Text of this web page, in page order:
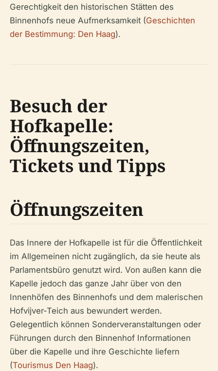
Gerechtigkeit den historischen Stätten des
Binnenhofs neue Aufmerksamkeit (Geschichten
der Bestimmung: Den Haag).
Besuch der
Hofkapelle:
Öffnungszeiten,
Tickets und Tipps
Öffnungszeiten
Das Innere der Hofkapelle ist für die Öffentlichkeit
im Allgemeinen nicht zugänglich, da sie heute als
Parlamentsbüro genutzt wird. Von außen kann die
Kapelle jedoch das ganze Jahr über von den
Innenhöfen des Binnenhofs und dem malerischen
Hofvijver-Teich aus bewundert werden.
Gelegentlich können Sonderveranstaltungen oder
Führungen durch den Binnenhof Informationen
über die Kapelle und ihre Geschichte liefern
(Tourismus Den Haag).